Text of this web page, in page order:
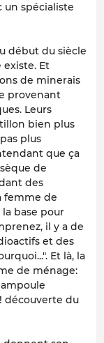
un spécialiste
début du siècle
Et
de minerais
provenant
Leurs
bien plus
plus
que ça
de
des
femme de
base pour
il y a de
et des
Et là, la
de ménage:
découverte du